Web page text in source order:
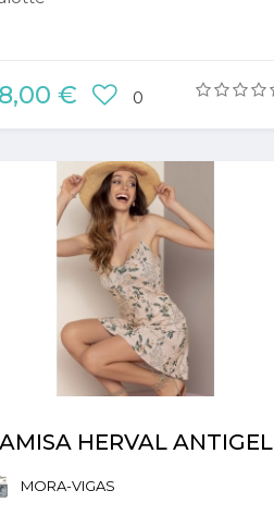
€ 0
HERVAL ANTIGEL
MORA-VIGAS